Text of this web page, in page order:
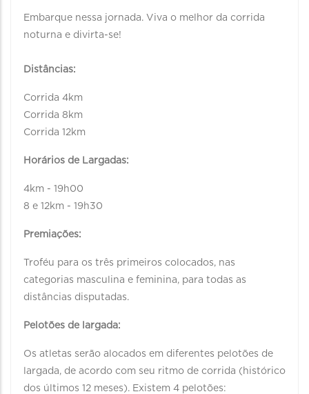
Embarque nessa jornada. Viva o melhor da corrida
noturna e divirta-se!
Distâncias:
Corrida 4km
Corrida 8km
Corrida 12km
Horários de Largadas:
4km - 19h00
8 e 12km - 19h30
Premiações:
Troféu para os três primeiros colocados, nas
categorias masculina e feminina, para todas as
distâncias disputadas.
Pelotões de largada:
Os atletas serão alocados em diferentes pelotões de
largada, de acordo com seu ritmo de corrida (histórico
dos últimos 12 meses). Existem 4 pelotões: